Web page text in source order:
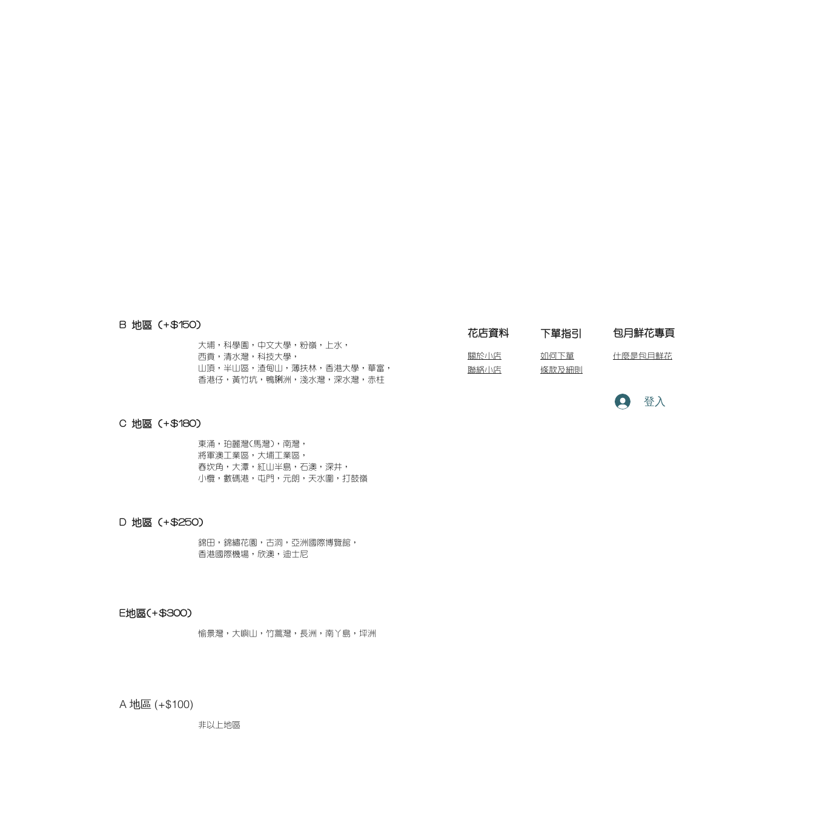
B 地區 (+$150)
大埔，科學園，中文大學，粉嶺，上水，
西貢，清水灣，科技大學，
山頂，半山區，渣甸山，薄扶林，香港大學，華富，
香港仔，黃竹坑，鴨脷洲，淺水灣，深水灣，赤柱
C 地區 (+$180)
東涌，珀麗灣(馬灣)，南灣，
將軍澳工業區，大埔工業區，
舂坎角，大潭，紅山半島，石澳，深井，
小欖，數碼港，屯門，元朗，天水圍，打鼓嶺
D 地區 (+$250)
錦田，錦繡花園，古洞，亞洲國際博覽館，
香港國際機場，欣澳，迪士尼
E地區(+$300)
愉景灣，大嶼山，竹蒿灣，長洲，南丫島，坪洲
A 地區 (+$100)
非以上地區
​花店資料 下單指引 包月鮮花專頁
關於小店
聯絡小店
如何下單
條款及細則
什麼是包月鮮花
登入